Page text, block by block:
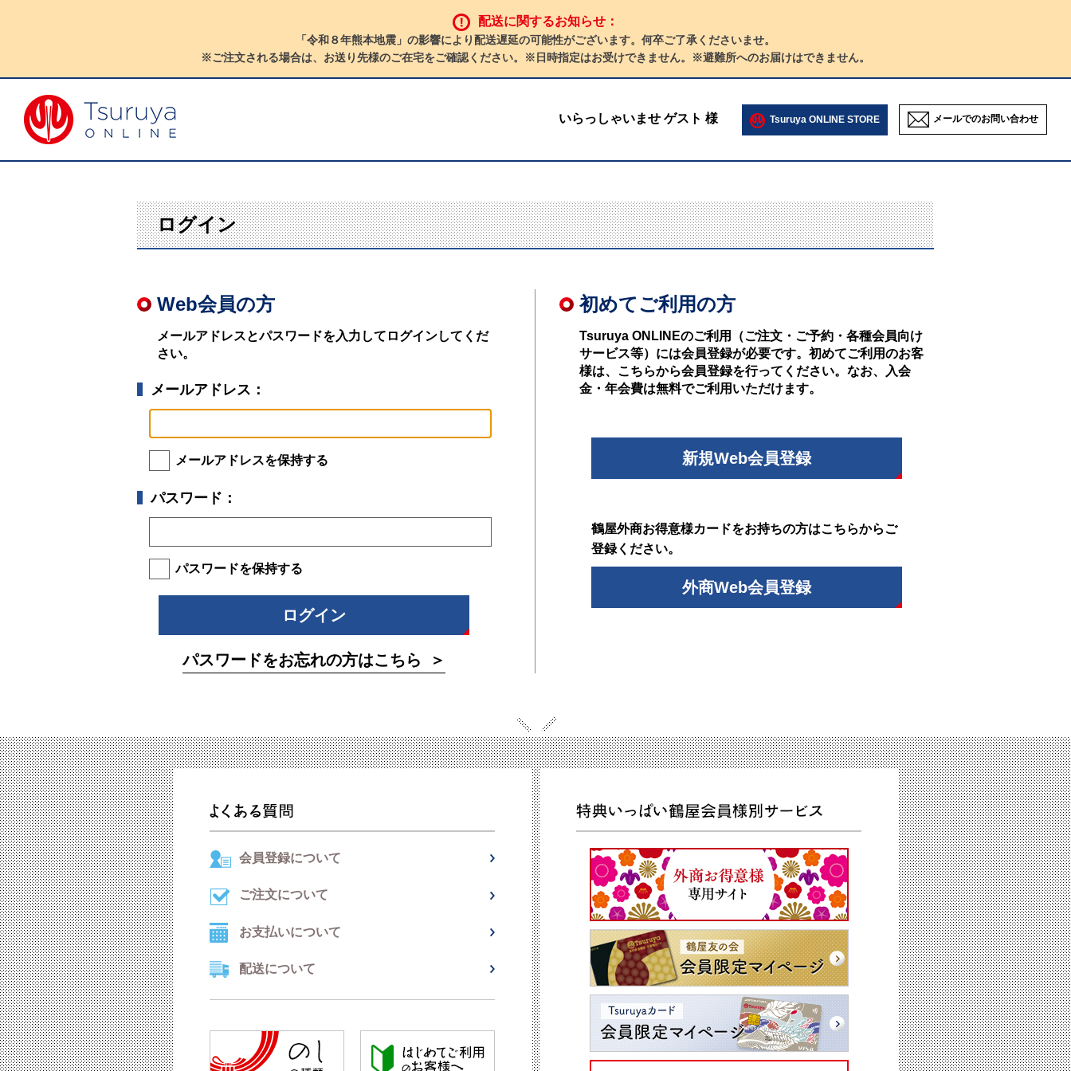
配送に関するお知らせ：
「令和８年熊本地震」の影響により配送遅延の可能性がございます。何卒ご了承くださいませ。
※ご注文される場合は、お送り先様のご在宅をご確認ください。※日時指定はお受けできません。※避難所へのお届けはできません。
いらっしゃいませ ゲスト 様 Tsuruya ONLINE STORE メールでのお問い合わせ
ログイン
Web会員の方
メールアドレスとパスワードを入力してログインしてくだ
さい。
メールアドレス：
メールアドレスを保持する
パスワード：
パスワードを保持する
パスワードをお忘れの方はこちら
初めてご利用の方
Tsuruya ONLINEのご利用（ご注文・ご予約・各種会員向け
サービス等）には会員登録が必要です。初めてご利用のお客
様は、こちらから会員登録を行ってください。なお、入会
金・年会費は無料でご利用いただけます。
新規Web会員登録
鶴屋外商お得意様カードをお持ちの方はこちらからご
登録ください。
外商Web会員登録
会員登録について
ご注文について
お支払いについて
配送について